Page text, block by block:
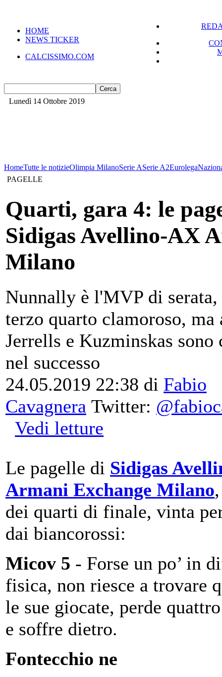
HOME
NEWS TICKER
CALCISSIMO.COM
Lunedì 14 Ottobre 2019
HomeTutte le notizieOlimpia MilanoSerie ASerie A2Eurolega
PAGELLE
Quarti, gara 4: le
Sidigas Avellino-AX
Milano
Nunnally è l'MVP di serata,
terzo quarto clamoroso, ma
Jerrells e Kuzminskas sono
nel successo
24.05.2019 22:38 di Fabio
Cavagnera Twitter:
Vedi letture
Le pagelle di Sidigas
Armani Exchange Milano
dei quarti di finale, vinta
dai biancorossi:
Micov 5 - Forse un po’ in
fisica, non riesce a trovare
le sue giocate, perde
e soffre dietro.
Fontecchio ne